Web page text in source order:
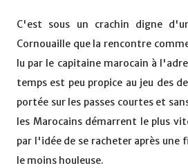
C'est sous un crachin digne
Cornouaille que la rencontre
lu par le capitaine marocain à
temps est peu propice au jeu des
portée sur les passes courtes et
les Marocains démarrent le plus
par l'idée de se racheter après une
le moins houleuse.